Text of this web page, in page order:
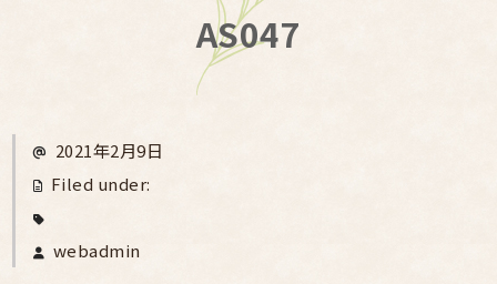
AS047
2021年2月9日
Filed under:
webadmin